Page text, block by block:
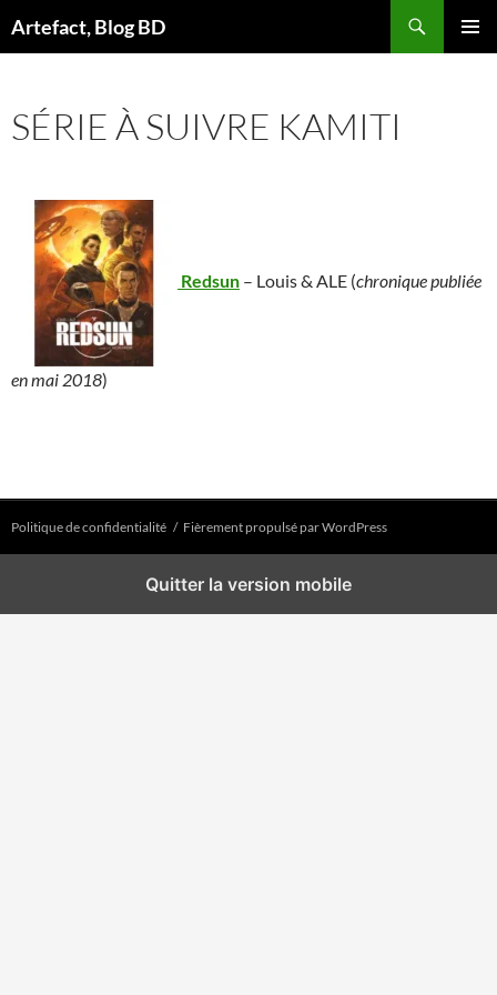
auArtefact, Blog BD
SÉRIE À SUIVRE KAMITI
Redsun – Louis & ALE (chronique publiée
en mai 2018)
Politique de confidentialité Fièrement propulsé par WordPress
Quitter la version mobile